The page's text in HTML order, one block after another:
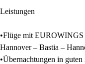
Leistungen
•Flüge mit EUROWINGS
Hannover – Bastia –
•Übernachtungen in